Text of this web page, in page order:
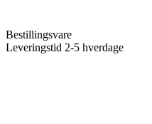
Bestillingsvare
Leveringstid 2-5 hverdage